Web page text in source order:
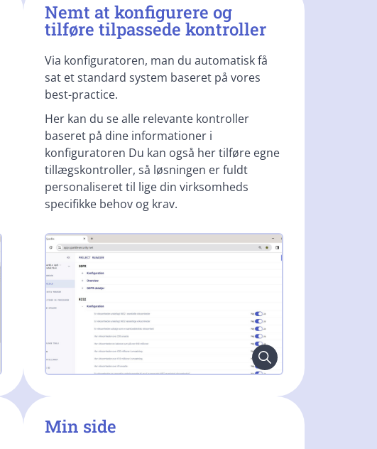
Nemt at konfigurere og
tilføre tilpassede kontroller
Via konfiguratoren, man du automatisk få
sat et standard system baseret på vores
best-practice.
Her kan du se alle relevante kontroller
baseret på dine informationer i
konfiguratoren Du kan også her tilføre egne
tillægskontroller, så løsningen er fuldt
personaliseret til lige din virksomheds
specifikke behov og krav.
Min side